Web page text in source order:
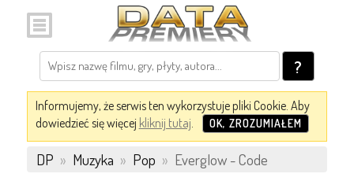
?
Informujemy, że serwis ten wykorzystuje pliki Cookie. Aby
dowiedzieć się więcej kliknij tutaj. OK, ZROZUMIAŁEM
DP » Muzyka » Pop » Everglow - Code